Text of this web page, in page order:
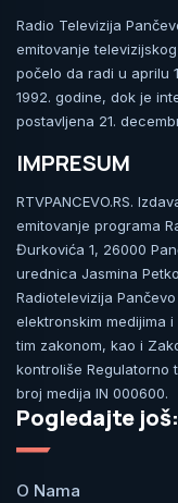
Radio Televizija
emitovanje
počelo da radi u aprilu
1992. godine, dok je
postavljena 21.
IMPRESUM
RTVPANCEVO.RS.
emitovanje programa
Đurkovića 1, 26000
urednica Jasmina
Radiotelevizija
elektronskim medijima
tim zakonom, kao i
kontroliše Regulatorno
broj medija IN 000600.
Pogledajte još:
O Nama